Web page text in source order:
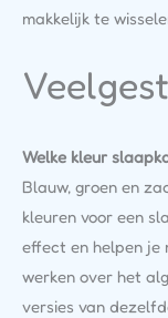
makkelijk te
Welke kleur
Blauw, groen en
kleuren voor een
effect en helpen je
werken over het
versies van